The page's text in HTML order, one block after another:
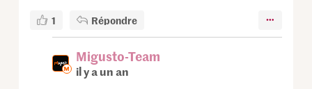
1 Répondre
Migusto-Team
il y a un an